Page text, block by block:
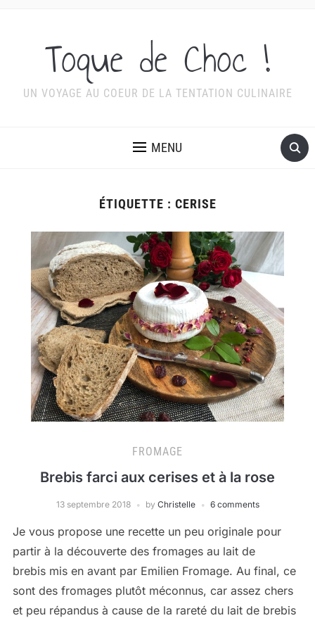
Toque de Choc !
UN VOYAGE AU COEUR DE LA TENTATION CULINAIRE
MENU
ÉTIQUETTE : CERISE
FROMAGE
Brebis farci aux cerises et à la rose
13 septembre 2018 by Christelle 6 comments
Je vous propose une recette un peu originale pour
partir à la découverte des fromages au lait de
brebis mis en avant par Emilien Fromage. Au final, ce
sont des fromages plutôt méconnus, car assez chers
et peu répandus à cause de la rareté du lait de brebis